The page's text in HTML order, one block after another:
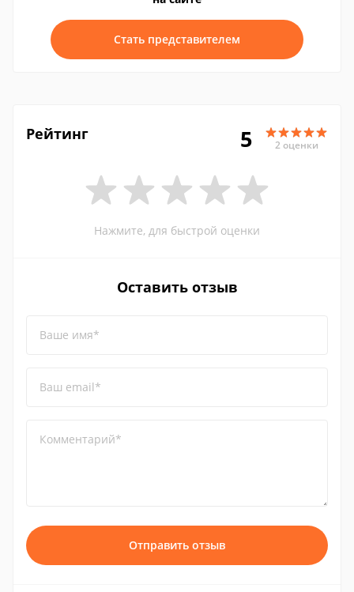
Стать представителем
Рейтинг 5 2 оценки
Нажмите, для быстрой оценки
Оставить отзыв
Ваше имя*
Ваш email*
Комментарий*
Отправить отзыв